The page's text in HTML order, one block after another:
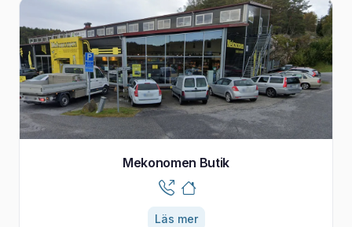
Mekonomen Butik
Läs mer